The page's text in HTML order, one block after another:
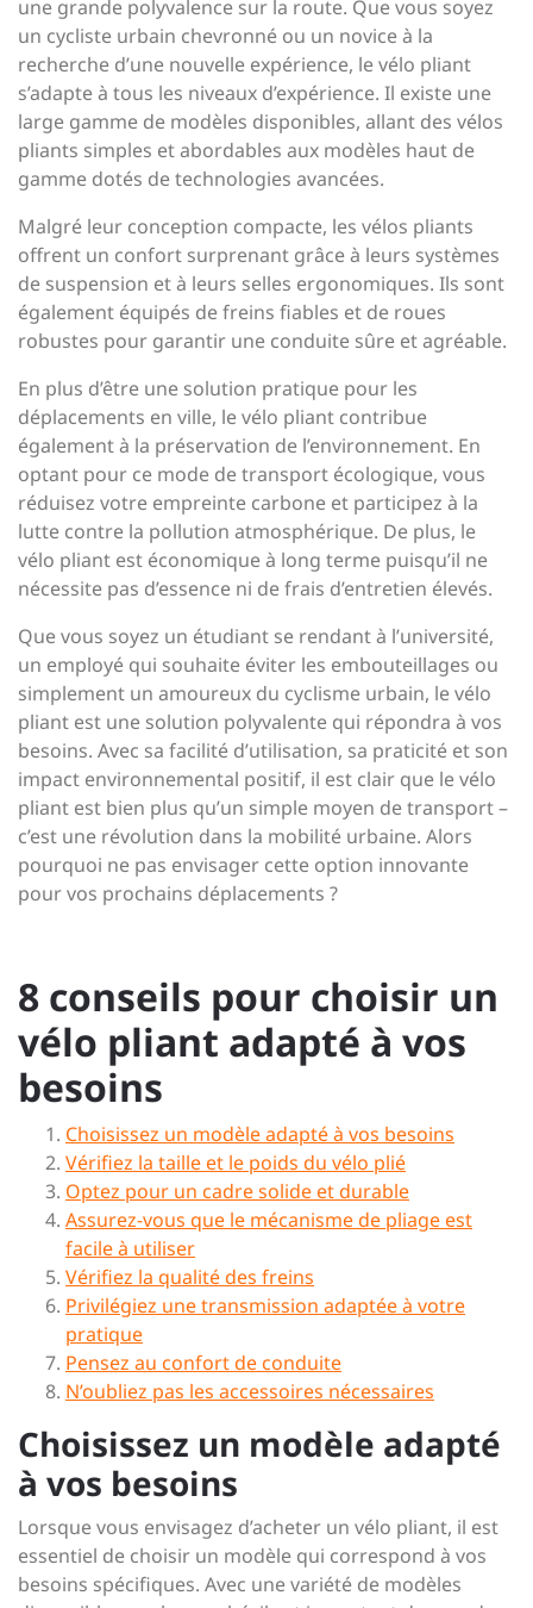
une grande polyvalence sur la route. Que vous soyez
un cycliste urbain chevronné ou un novice à la
recherche d’une nouvelle expérience, le vélo pliant
s’adapte à tous les niveaux d’expérience. Il existe une
large gamme de modèles disponibles, allant des vélos
pliants simples et abordables aux modèles haut de
gamme dotés de technologies avancées.
Malgré leur conception compacte, les vélos pliants
offrent un confort surprenant grâce à leurs systèmes
de suspension et à leurs selles ergonomiques. Ils sont
également équipés de freins fiables et de roues
robustes pour garantir une conduite sûre et agréable.
En plus d’être une solution pratique pour les
déplacements en ville, le vélo pliant contribue
également à la préservation de l’environnement. En
optant pour ce mode de transport écologique, vous
réduisez votre empreinte carbone et participez à la
lutte contre la pollution atmosphérique. De plus, le
vélo pliant est économique à long terme puisqu’il ne
nécessite pas d’essence ni de frais d’entretien élevés.
Que vous soyez un étudiant se rendant à l’université,
un employé qui souhaite éviter les embouteillages ou
simplement un amoureux du cyclisme urbain, le vélo
pliant est une solution polyvalente qui répondra à vos
besoins. Avec sa facilité d’utilisation, sa praticité et son
impact environnemental positif, il est clair que le vélo
pliant est bien plus qu’un simple moyen de transport –
c’est une révolution dans la mobilité urbaine. Alors
pourquoi ne pas envisager cette option innovante
pour vos prochains déplacements ?
8 conseils pour choisir un
vélo pliant adapté à vos
besoins
Choisissez un modèle adapté à vos besoins
Vérifiez la taille et le poids du vélo plié
Optez pour un cadre solide et durable
Assurez-vous que le mécanisme de pliage est
facile à utiliser
Vérifiez la qualité des freins
Privilégiez une transmission adaptée à votre
pratique
Pensez au confort de conduite
N’oubliez pas les accessoires nécessaires
Choisissez un modèle adapté
à vos besoins
Lorsque vous envisagez d’acheter un vélo pliant, il est
essentiel de choisir un modèle qui correspond à vos
besoins spécifiques. Avec une variété de modèles